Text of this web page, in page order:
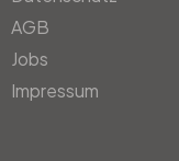
AGB
Jobs
Impressum